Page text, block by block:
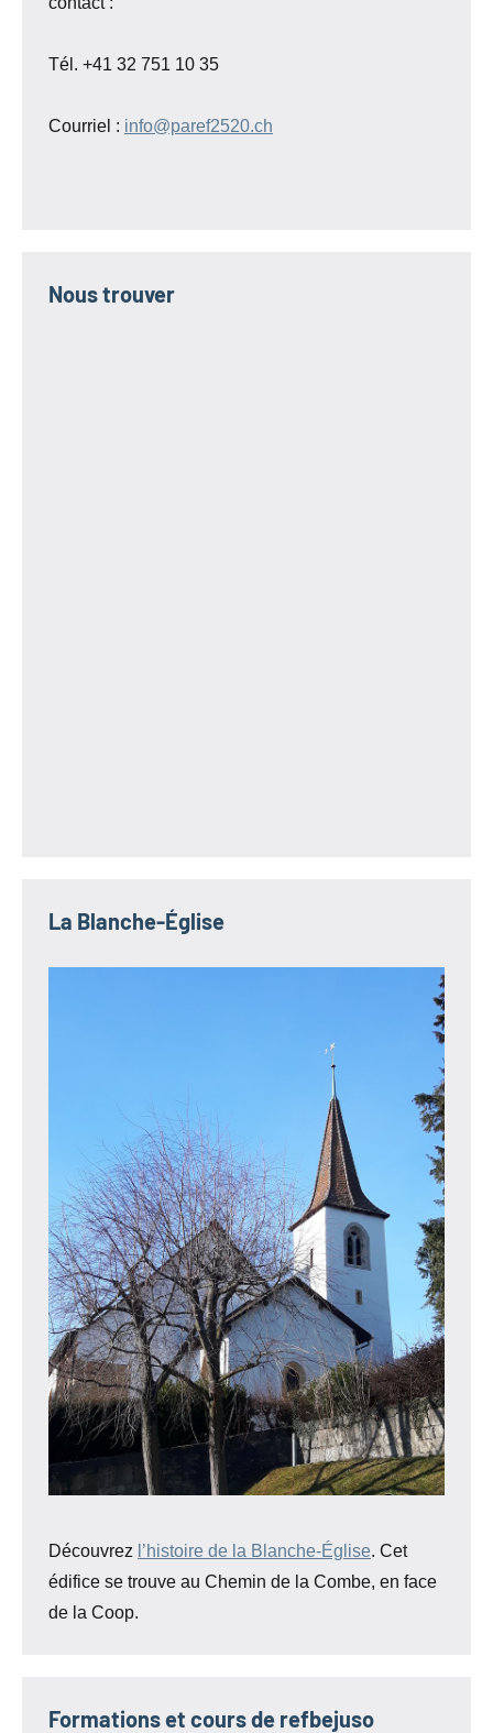
Tél. +41 32 751 10 35
Courriel : info@paref2520.ch
Nous trouver
La Blanche-Église
Découvrez l’histoire de la Blanche-Église. Cet
édifice se trouve au Chemin de la Combe, en face
de la Coop.
Formations et cours de refbejuso